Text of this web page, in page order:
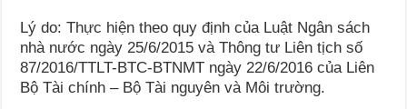
Lý do: Thực hiện theo quy định của Luật Ngân sách
nhà nước ngày 25/6/2015 và Thông tư Liên tịch số
87/2016/TTLT-BTC-BTNMT ngày 22/6/2016 của Liên
Bộ Tài chính – Bộ Tài nguyên và Môi trường.